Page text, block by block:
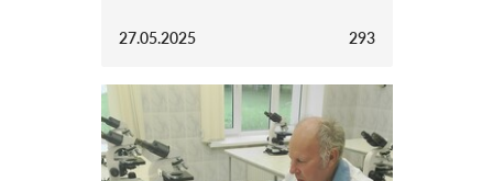
27.05.2025 293